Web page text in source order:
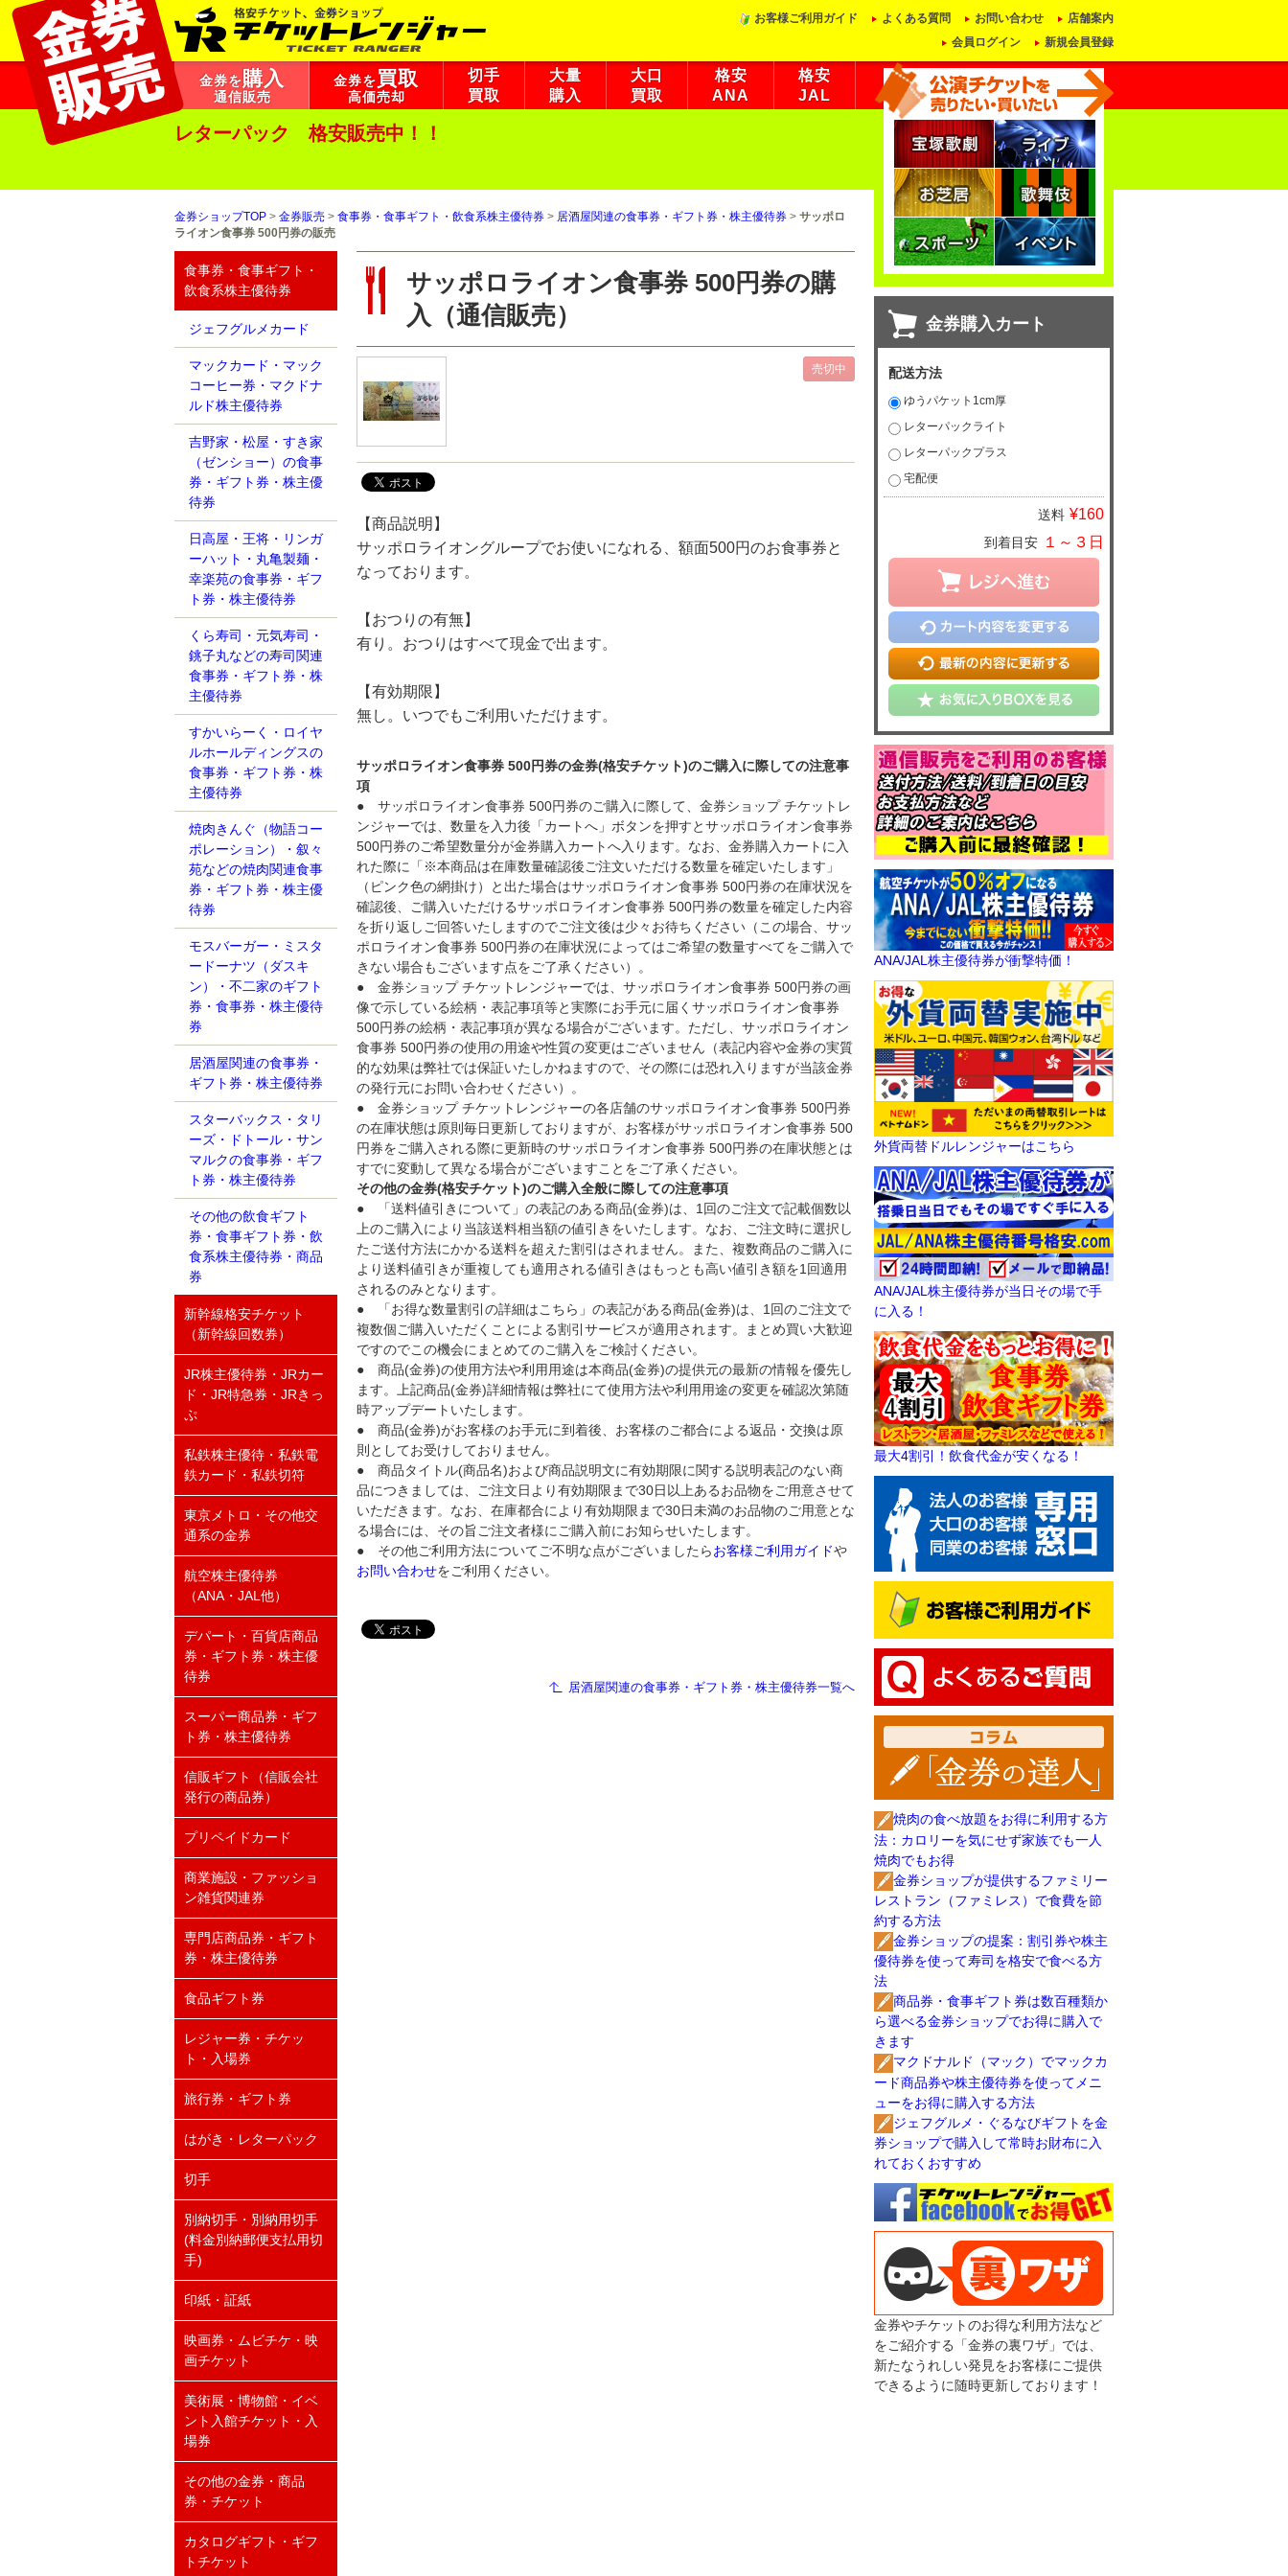
お客様ご利用ガイド よくある質問 お問い合わせ
店舗案内
会員ログイン
新規会員登録
金券を購入
通信販売
金券を買取
高価売却
切手
買取
大量
購入
大口
買取
格安
ANA
格安
JAL
レターパック 格安販売中！！
金券ショップTOP > 金券販売 > 食事券・食事ギフト・飲食系株主優待券 > 居酒屋関連の食事券・ギフト券・株主優待券 > サッポロ
ライオン食事券 500円券の販売
サッポロライオン食事券 500円券の購
入（通信販売）
【商品説明】
サッポロライオングループでお使いになれる、額面500円のお食事券と
なっております。
【おつりの有無】
有り。おつりはすべて現金で出ます。
【有効期限】
無し。いつでもご利用いただけます。
サッポロライオン食事券 500円券の金券(格安チケット)のご購入に際しての注意事
項
● サッポロライオン食事券 500円券のご購入に際して、金券ショップ チケットレ
ンジャーでは、数量を入力後「カートへ」ボタンを押すとサッポロライオン食事券
500円券のご希望数量分が金券購入カートへ入ります。なお、金券購入カートに入
れた際に「※本商品は在庫数量確認後ご注文いただける数量を確定いたします」
（ピンク色の網掛け）と出た場合はサッポロライオン食事券 500円券の在庫状況を
確認後、ご購入いただけるサッポロライオン食事券 500円券の数量を確定した内容
を折り返しご回答いたしますのでご注文後は少々お待ちください（この場合、サッ
ポロライオン食事券 500円券の在庫状況によってはご希望の数量すべてをご購入で
きない場合もございます点をご了承ください）。
● 金券ショップ チケットレンジャーでは、サッポロライオン食事券 500円券の画
像で示している絵柄・表記事項等と実際にお手元に届くサッポロライオン食事券
500円券の絵柄・表記事項が異なる場合がございます。ただし、サッポロライオン
食事券 500円券の使用の用途や性質の変更はございません（表記内容や金券の実質
的な効果は弊社では保証いたしかねますので、その際には恐れ入りますが当該金券
の発行元にお問い合わせください）。
● 金券ショップ チケットレンジャーの各店舗のサッポロライオン食事券 500円券
の在庫状態は原則毎日更新しておりますが、お客様がサッポロライオン食事券 500
円券をご購入される際に更新時のサッポロライオン食事券 500円券の在庫状態とは
すでに変動して異なる場合がございますことをご了承ください。
その他の金券(格安チケット)のご購入全般に際しての注意事項
● 「送料値引きについて」の表記のある商品(金券)は、1回のご注文で記載個数以
上のご購入により当該送料相当額の値引きをいたします。なお、ご注文時に選択し
たご送付方法にかかる送料を超えた割引はされません。また、複数商品のご購入に
より送料値引きが重複しても適用される値引きはもっとも高い値引き額を1回適用
されるのみとなります。
● 「お得な数量割引の詳細はこちら」の表記がある商品(金券)は、1回のご注文で
複数個ご購入いただくことによる割引サービスが適用されます。まとめ買い大歓迎
ですのでこの機会にまとめてのご購入をご検討ください。
● 商品(金券)の使用方法や利用用途は本商品(金券)の提供元の最新の情報を優先し
ます。上記商品(金券)詳細情報は弊社にて使用方法や利用用途の変更を確認次第随
時アップデートいたします。
● 商品(金券)がお客様のお手元に到着後、お客様のご都合による返品・交換は原
則としてお受けしておりません。
● 商品タイトル(商品名)および商品説明文に有効期限に関する説明表記のない商
品につきましては、ご注文日より有効期限まで30日以上あるお品物をご用意させて
いただきます。なお、在庫都合により有効期限まで30日未満のお品物のご用意とな
る場合には、その旨ご注文者様にご購入前にお知らせいたします。
● その他ご利用方法についてご不明な点がございましたらお客様ご利用ガイドや
お問い合わせをご利用ください。
居酒屋関連の食事券・ギフト券・株主優待券一覧へ
食事券・食事ギフト・
飲食系株主優待券
ジェフグルメカード
マックカード・マック
コーヒー券・マクドナ
ルド株主優待券
吉野家・松屋・すき家
（ゼンショー）の食事
券・ギフト券・株主優
待券
日高屋・王将・リンガ
ーハット・丸亀製麺・
幸楽苑の食事券・ギフ
ト券・株主優待券
くら寿司・元気寿司・
銚子丸などの寿司関連
食事券・ギフト券・株
主優待券
すかいらーく・ロイヤ
ルホールディングスの
食事券・ギフト券・株
主優待券
焼肉きんぐ（物語コー
ポレーション）・叙々
苑などの焼肉関連食事
券・ギフト券・株主優
待券
モスバーガー・ミスタ
ードーナツ（ダスキ
ン）・不二家のギフト
券・食事券・株主優待
券
居酒屋関連の食事券・
ギフト券・株主優待券
スターバックス・タリ
ーズ・ドトール・サン
マルクの食事券・ギフ
ト券・株主優待券
その他の飲食ギフト
券・食事ギフト券・飲
食系株主優待券・商品
券
新幹線格安チケット
（新幹線回数券）
JR株主優待券・JRカー
ド・JR特急券・JRきっ
ぷ
私鉄株主優待・私鉄電
鉄カード・私鉄切符
東京メトロ・その他交
通系の金券
航空株主優待券
（ANA・JAL他）
デパート・百貨店商品
券・ギフト券・株主優
待券
スーパー商品券・ギフ
ト券・株主優待券
信販ギフト（信販会社
発行の商品券）
プリペイドカード
商業施設・ファッショ
ン雑貨関連券
専門店商品券・ギフト
券・株主優待券
食品ギフト券
レジャー券・チケッ
ト・入場券
旅行券・ギフト券
はがき・レターパック
切手
別納切手・別納用切手
(料金別納郵便支払用切
手)
印紙・証紙
映画券・ムビチケ・映
画チケット
美術展・博物館・イベ
ント入館チケット・入
場券
その他の金券・商品
券・チケット
カタログギフト・ギフ
トチケット
金券購入カート
配送方法
ゆうパケット1cm厚
レターパックライト
レターパックプラス
宅配便
送料 ¥160
到着目安 １～３日
ANA/JAL株主優待券が衝撃特価！
外貨両替ドルレンジャーはこちら
ANA/JAL株主優待券が当日その場で手
に入る！
最大4割引！飲食代金が安くなる！
焼肉の食べ放題をお得に利用する方
法：カロリーを気にせず家族でも一人
焼肉でもお得
金券ショップが提供するファミリー
レストラン（ファミレス）で食費を節
約する方法
金券ショップの提案：割引券や株主
優待券を使って寿司を格安で食べる方
法
商品券・食事ギフト券は数百種類か
ら選べる金券ショップでお得に購入で
きます
マクドナルド（マック）でマックカ
ード商品券や株主優待券を使ってメニ
ューをお得に購入する方法
ジェフグルメ・ぐるなびギフトを金
券ショップで購入して常時お財布に入
れておくおすすめ
金券やチケットのお得な利用方法など
をご紹介する「金券の裏ワザ」では、
新たなうれしい発見をお客様にご提供
できるように随時更新しております！